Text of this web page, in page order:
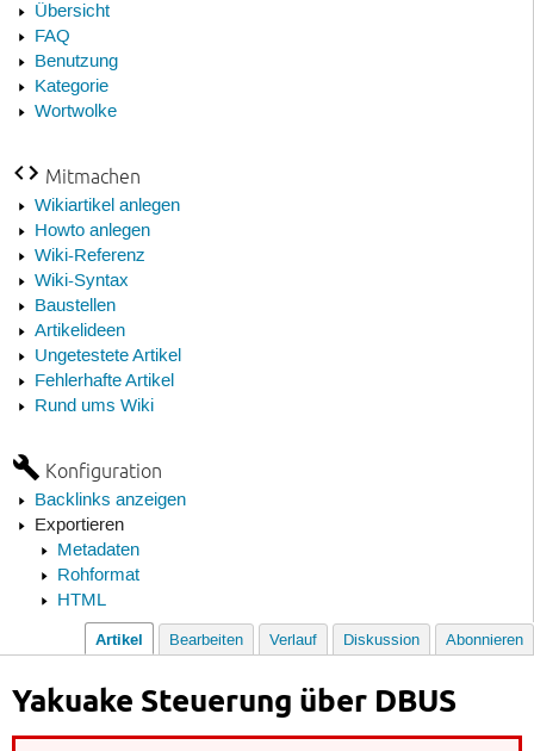
Übersicht
FAQ
Benutzung
Kategorie
Wortwolke
Mitmachen
Wikiartikel anlegen
Howto anlegen
Wiki-Referenz
Wiki-Syntax
Baustellen
Artikelideen
Ungetestete Artikel
Fehlerhafte Artikel
Rund ums Wiki
Konfiguration
Backlinks anzeigen
Exportieren
Metadaten
Rohformat
HTML
Artikel Bearbeiten Verlauf Diskussion Abonnieren
Yakuake Steuerung über DBUS